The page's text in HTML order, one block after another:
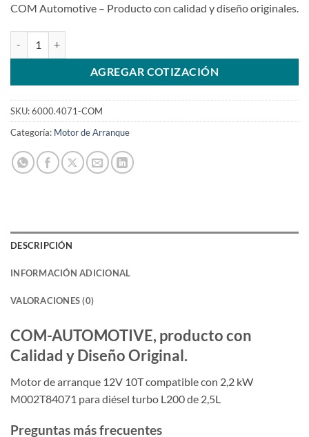
COM Automotive – Producto con calidad y diseño originales.
AGREGAR COTIZACIÓN
SKU:6000.4071-COM
Categoría: Motor de Arranque
DESCRIPCIÓN
INFORMACIÓN ADICIONAL
VALORACIONES (0)
COM-AUTOMOTIVE, producto con
Calidad y Diseño Original.
Motor de arranque 12V 10T compatible con 2,2 kW
M002T84071 para diésel turbo L200 de 2,5L
Preguntas más frecuentes